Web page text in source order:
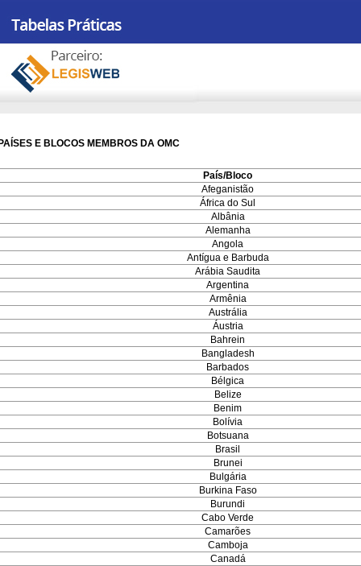
E BLOCOS MEMBROS DA OMC
País/Bloco
Afeganistão
África do Sul
Albânia
Alemanha
Angola
Antígua e Barbuda
Arábia Saudita
Argentina
Armênia
Austrália
Áustria
Bahrein
Bangladesh
Barbados
Bélgica
Belize
Benim
Bolívia
Botsuana
Brasil
Brunei
Bulgária
Burkina Faso
Burundi
Cabo Verde
Camarões
Camboja
Canadá